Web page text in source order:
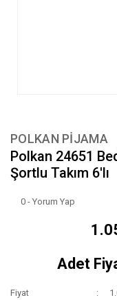
POLKAN PİJAMA
Polkan 24651
Şortlu Takım 6'lı
0 - Yorum Yap
Adet
Fiyat